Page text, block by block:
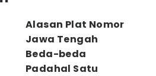
Alasan Plat Nomor
Jawa Tengah
Beda-beda
Padahal Satu